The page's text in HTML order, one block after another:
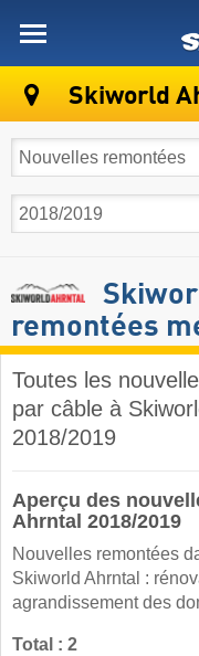
Skiworld
remontées
Toutes les
par câble à
2018/2019
Aperçu des
Ahrntal 2018/2019
Nouvelles remontées
Skiworld Ahrntal :
agrandissement des
Total : 2